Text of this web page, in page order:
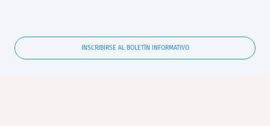
INSCRIBIRSE AL BOLETÍN INFORMATIVO